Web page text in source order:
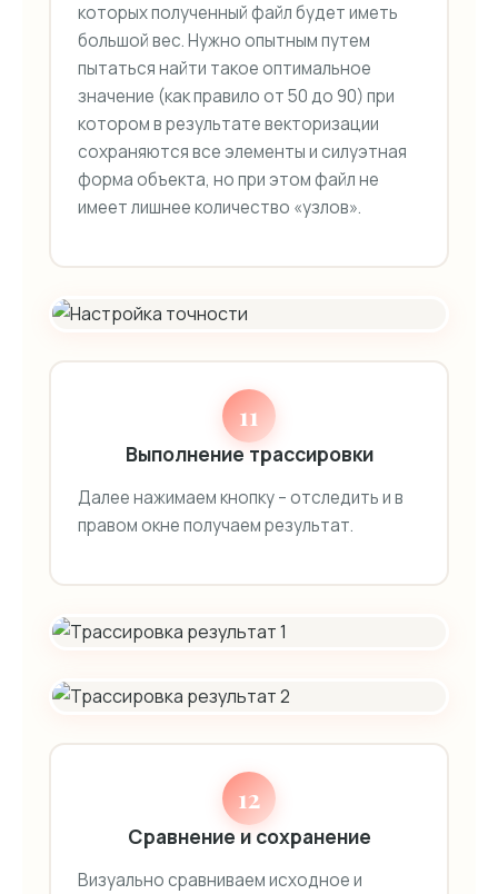
которых полученный файл будет иметь
большой вес. Нужно опытным путем
пытаться найти такое оптимальное
значение (как правило от 50 до 90) при
котором в результате векторизации
сохраняются все элементы и силуэтная
форма объекта, но при этом файл не
имеет лишнее количество «узлов».
11
Выполнение трассировки
Далее нажимаем кнопку – отследить и в
правом окне получаем результат.
12
Сравнение и сохранение
Визуально сравниваем исходное и